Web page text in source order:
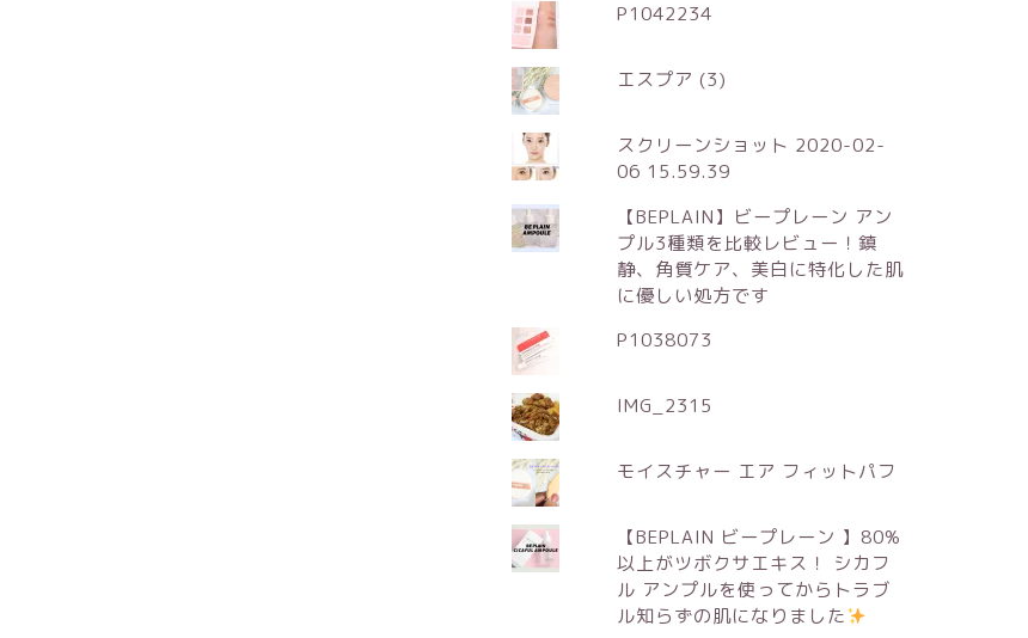
P1042234
エスプア (3)
スクリーンショット 2020-02-
06 15.59.39
【BEPLAIN】ビープレーン アン
プル3種類を比較レビュー！鎮
静、角質ケア、美白に特化した肌
に優しい処方です
P1038073
IMG_2315
モイスチャー エア フィットパフ
【BEPLAIN ビープレーン 】80%
以上がツボクサエキス！ シカフ
ル アンプルを使ってからトラブ
ル知らずの肌になりました